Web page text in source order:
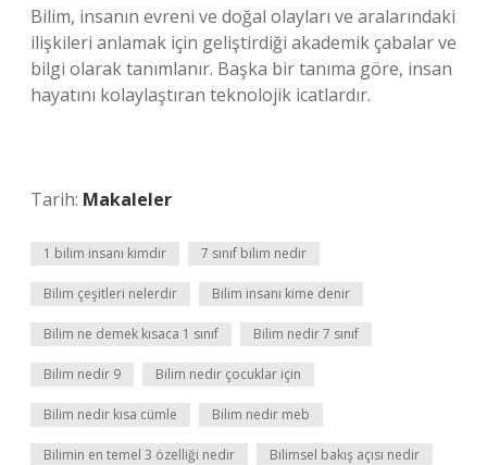
Bilim, insanın evreni ve doğal olayları ve aralarındaki
ilişkileri anlamak için geliştirdiği akademik çabalar ve
bilgi olarak tanımlanır. Başka bir tanıma göre, insan
hayatını kolaylaştıran teknolojik icatlardır.
Tarih: Makaleler
1 bilim insanı kimdir 7 sınıf bilim nedir
Bilim çeşitleri nelerdir Bilim insanı kime denir
Bilim ne demek kısaca 1 sınıf Bilim nedir 7 sınıf
Bilim nedir 9 Bilim nedir çocuklar için
Bilim nedir kısa cümle Bilim nedir meb
Bilimin en temel 3 özelliği nedir Bilimsel bakış açısı nedir